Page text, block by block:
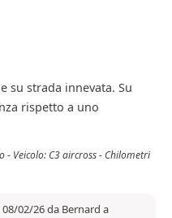
su strada innevata. Su
rispetto a uno
- Veicolo: C3 aircross - Chilometri
02/26 da Bernard a